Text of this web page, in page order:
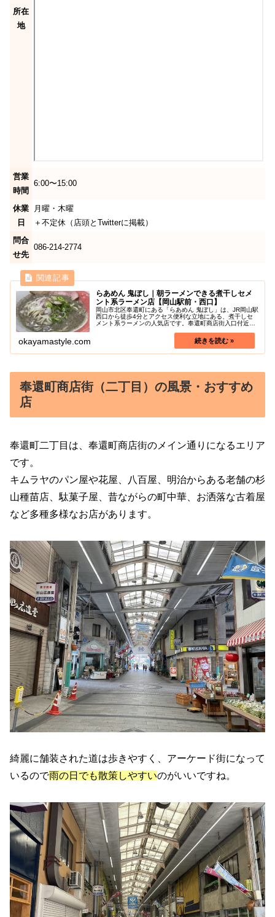
所在
地
営業
時間
6:00〜15:00
休業
日
月曜・木曜
＋不定休（店頭とTwitterに掲載）
問合
せ先
086-214-2774
らあめん 鬼ぼし｜朝ラーメンできる煮干しセメ
ント系ラーメン店【岡山駅前・西口】
岡山市北区奉還町にある「らあめん 鬼ぼし」は、JR岡山駅
西口から徒歩4分とアクセス便利な立地にある、煮干しセ
メント系ラーメンの人気店です。奉還町商店街入口付近に
okayamastyle.com
奉還町商店街（二丁目）の風景・おすすめ
店
奉還町二丁目は、奉還町商店街のメイン通りになるエリア
です。
キムラヤのパン屋や花屋、八百屋、明治からある老舗の杉
山種苗店、駄菓子屋、昔ながらの町中華、お洒落な古着屋
など多種多様なお店があります。
綺麗に舗装された道は歩きやすく、アーケード街になって
いるので雨の日でも散策しやすいのがいいですね。